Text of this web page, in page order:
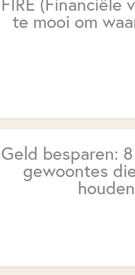
te mooi om
Geld besparen:
gewoontes
houden